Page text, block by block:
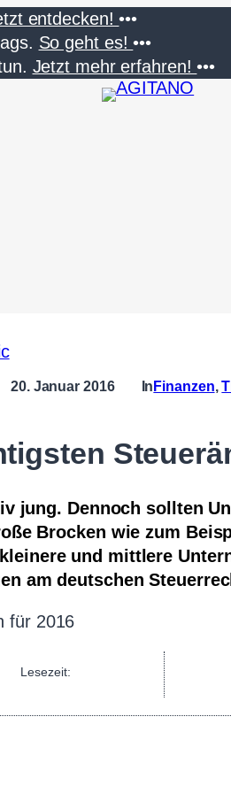
entdecken!•••
So geht es!•••
Jetzt mehr erfahren!•••
20. Januar 2016 In Finanzen,
jung. Dennoch sollten
Brocken wie zum
und mittlere
am deutschen
Lesezeit: